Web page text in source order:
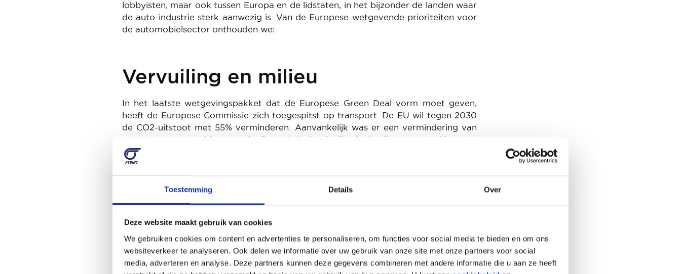
Toestemming Details Over
Deze website maakt gebruik van cookies
We gebruiken cookies om content en advertenties te personaliseren, om functies voor social media te bieden en om ons
websiteverkeer te analyseren. Ook delen we informatie over uw gebruik van onze site met onze partners voor social
media, adverteren en analyse. Deze partners kunnen deze gegevens combineren met andere informatie die u aan ze heeft
lobbyisten, maar ook tussen Europa en de lidstaten, in het bijzonder de landen waar
de auto-industrie sterk aanwezig is. Van de Europese wetgevende prioriteiten voor
de automobielsector onthouden we:
Vervuiling en milieu
In het laatste wetgevingspakket dat de Europese Green Deal vorm moet geven,
heeft de Europese Commissie zich toegespitst op transport. De EU wil tegen 2030
de CO2-uitstoot met 55% verminderen. Aanvankelijk was er een vermindering van
37,5% vooropgesteld, maar de Commissie heeft die doelstelling opgetrokken tot
55% door er ook het verbod op de verkoop van nieuwe thermische modellen
(benzine, diesel, maar ook hybride) aan toe te voegen vanaf 1 januari 2035. De
impact van deze nieuwe regelgeving is enorm voor de gebruikers die een
elektrische auto moeten kopen. Elektrische auto's zijn vandaag immers nog altijd
begeleiden. De financiële inspanningen zijn ten laste van de lidstaten en/of de
burgers.